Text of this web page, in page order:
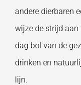
andere dierbaren
wijze de strijd
dag bol van de
drinken en
lijn.